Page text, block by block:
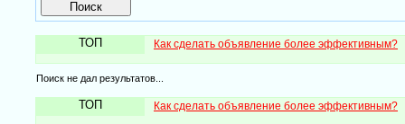
ТОП Как сделать объявление более эффективным?
Поиск не дал результатов...
ТОП Как сделать объявление более эффективным?